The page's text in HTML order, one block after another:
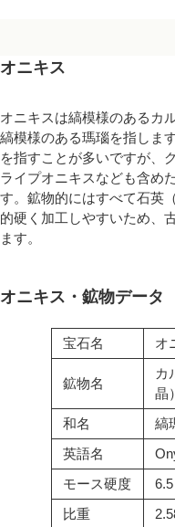
オニキス
オニキスは縞模様のあるカ
縞模様のある瑪瑙を指しま
を指すことが多いですが、
ライプオニキスなども含め
す。鉱物的にはすべて石英
的硬く加工しやすいため、
ます。
オニキス・鉱物データ
宝石名 オ
鉱物名
カ
晶）
和名
縞
英語名
モース硬度
比重